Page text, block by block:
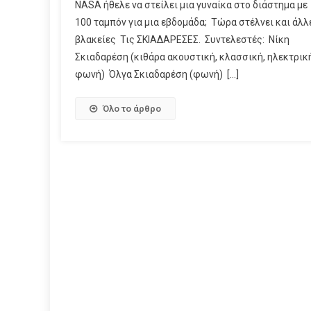
NASA ήθελε να στείλει μια γυναίκα στο διάστημα με
100 ταμπόν για μια εβδομάδα; Τώρα στέλνει και
βλακείες Τις ΣΚΙΑΔΑΡΕΣΕΣ. Συντελεστές: Νίκη
Σκιαδαρέση (κιθάρα ακουστική, κλασσική,
φωνή) Όλγα Σκιαδαρέση (φωνή) […]
Όλο το άρθρο